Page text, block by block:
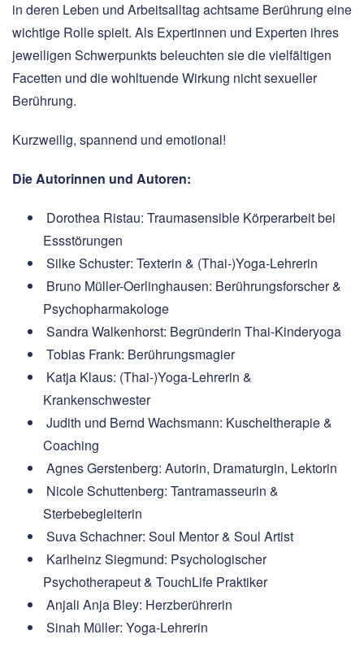
in deren Leben und Arbeitsalltag achtsame Berührung eine
wichtige Rolle spielt. Als Expertinnen und Experten ihres
jeweiligen Schwerpunkts beleuchten sie die vielfältigen
Facetten und die wohltuende Wirkung nicht sexueller
Berührung.
Kurzweilig, spannend und emotional!
Die Autorinnen und Autoren:
Dorothea Ristau: Traumasensible Körperarbeit bei
Essstörungen
Silke Schuster: Texterin & (Thai-)Yoga-Lehrerin
Bruno Müller-Oerlinghausen: Berührungsforscher &
Psychopharmakologe
Sandra Walkenhorst: Begründerin Thai-Kinderyoga
Tobias Frank: Berührungsmagier
Katja Klaus: (Thai-)Yoga-Lehrerin &
Krankenschwester
Judith und Bernd Wachsmann: Kuscheltherapie &
Coaching
Agnes Gerstenberg: Autorin, Dramaturgin, Lektorin
Nicole Schuttenberg: Tantramasseurin &
Sterbebegleiterin
Suva Schachner: Soul Mentor & Soul Artist
Karlheinz Siegmund: Psychologischer
Psychotherapeut & TouchLife Praktiker
Anjali Anja Bley: Herzberührerin
Sinah Müller: Yoga-Lehrerin